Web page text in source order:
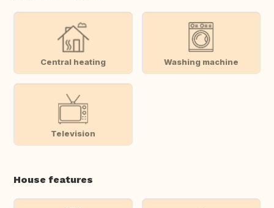
Central heating Washing machine
Television
House features